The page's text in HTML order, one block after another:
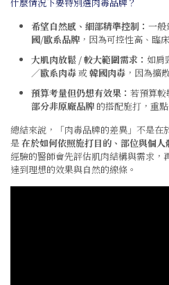
希望自然感、細部精準控制： 一般
國/歐系品牌 ，因為可控性高、臨
大肌肉放鬆 / 較大範圍需求： 如肩
／歐系肉毒或韓國肉毒 ，因為擴
預算考量但仍想有效果： 若預算
部分非原廠品牌 的搭配施打，重
總結來說，「肉毒品牌的差異」不是在
是在於如何依照施打目的、部位與個
經驗的醫師會先評估肌肉結構與需求，
達到理想的效果與自然的線條。